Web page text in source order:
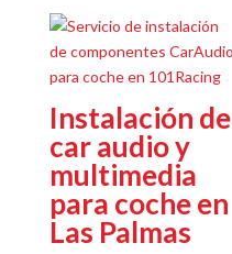
Instalación de
car audio y
multimedia
para coche en
Las Palmas